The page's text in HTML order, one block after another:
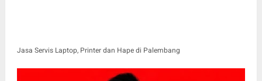
Jasa Servis Laptop, Printer dan Hape di Palembang